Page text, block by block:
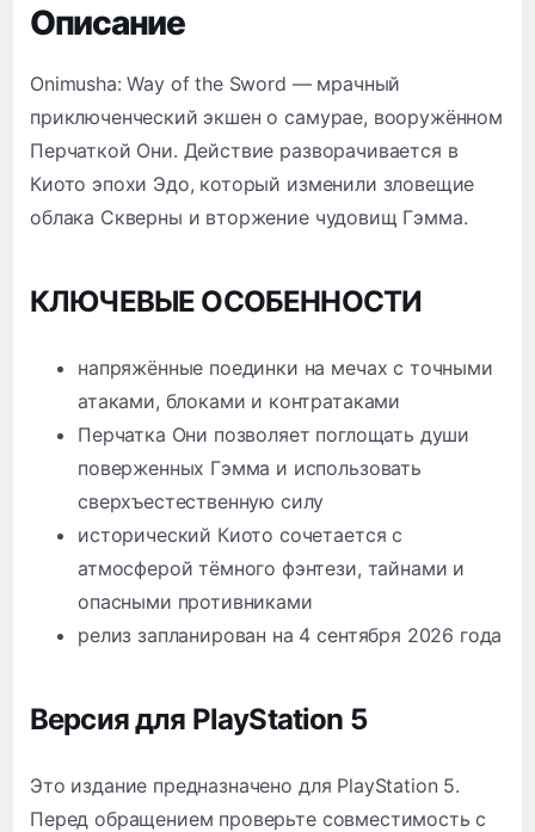
Описание
Onimusha: Way of the Sword — мрачный
приключенческий экшен о самурае, вооружённом
Перчаткой Они. Действие разворачивается в
Киото эпохи Эдо, который изменили зловещие
облака Скверны и вторжение чудовищ Гэмма.
КЛЮЧЕВЫЕ ОСОБЕННОСТИ
напряжённые поединки на мечах с точными
атаками, блоками и контратаками
Перчатка Они позволяет поглощать души
поверженных Гэмма и использовать
сверхъестественную силу
исторический Киото сочетается с
атмосферой тёмного фэнтези, тайнами и
опасными противниками
релиз запланирован на 4 сентября 2026 года
Версия для PlayStation 5
Это издание предназначено для PlayStation 5.
Перед обращением проверьте совместимость с